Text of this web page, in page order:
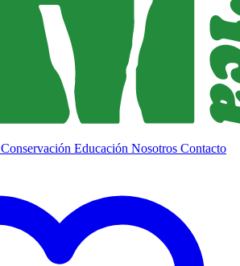
Conservación Educación Nosotros Contacto